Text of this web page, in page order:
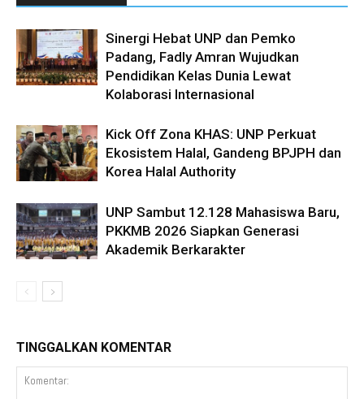
Sinergi Hebat UNP dan Pemko
Padang, Fadly Amran Wujudkan
Pendidikan Kelas Dunia Lewat
Kolaborasi Internasional
Kick Off Zona KHAS: UNP Perkuat
Ekosistem Halal, Gandeng BPJPH dan
Korea Halal Authority
UNP Sambut 12.128 Mahasiswa Baru,
PKKMB 2026 Siapkan Generasi
Akademik Berkarakter
TINGGALKAN KOMENTAR